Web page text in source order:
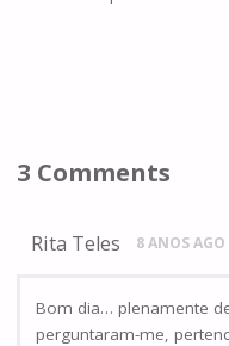
3 Comments
Rita Teles 8 ANOS AGO
Bom dia… plenamente
perguntaram-me,